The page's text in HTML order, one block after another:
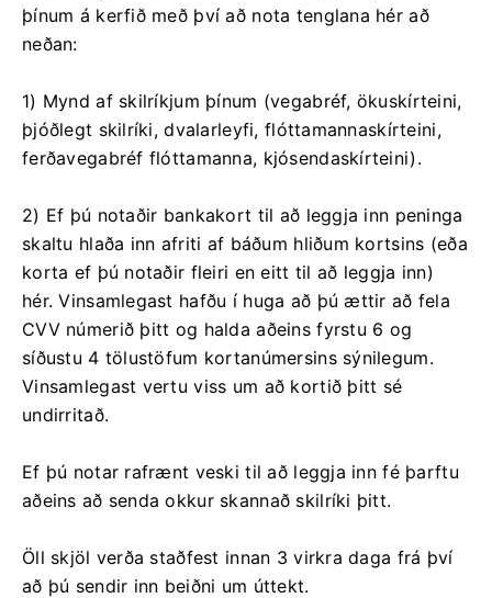
þínum á kerfið með því að nota tenglana hér að
neðan:
1) Mynd af skilríkjum þínum (vegabréf, ökuskírteini,
þjóðlegt skilríki, dvalarleyfi, flóttamannaskírteini,
ferðavegabréf flóttamanna, kjósendaskírteini).
2) Ef þú notaðir bankakort til að leggja inn peninga
skaltu hlaða inn afriti af báðum hliðum kortsins (eða
korta ef þú notaðir fleiri en eitt til að leggja inn)
hér. Vinsamlegast hafðu í huga að þú ættir að fela
CVV númerið þitt og halda aðeins fyrstu 6 og
síðustu 4 tölustöfum kortanúmersins sýnilegum.
Vinsamlegast vertu viss um að kortið þitt sé
undirritað.
Ef þú notar rafrænt veski til að leggja inn fé þarftu
aðeins að senda okkur skannað skilríki þitt.
Öll skjöl verða staðfest innan 3 virkra daga frá því
að þú sendir inn beiðni um úttekt.